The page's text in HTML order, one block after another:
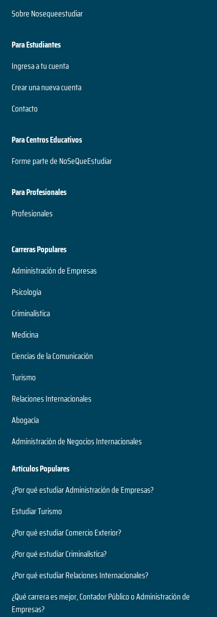
Sobre Nosequeestudiar
Para Estudiantes
Ingresa a tu cuenta
Crear una nueva cuenta
Contacto
Para Centros Educativos
Forme parte de NoSeQueEstudiar
Para Profesionales
Profesionales
Carreras Populares
Administración de Empresas
Psicología
Criminalística
Medicina
Ciencias de la Comunicación
Turismo
Relaciones Internacionales
Abogacía
Administración de Negocios Internacionales
Artículos Populares
¿Por qué estudiar Administración de Empresas?
Estudiar Turismo
¿Por qué estudiar Comercio Exterior?
¿Por qué estudiar Criminalística?
¿Por qué estudiar Relaciones Internacionales?
¿Qué carrera es mejor, Contador Público o Administración de
Empresas?